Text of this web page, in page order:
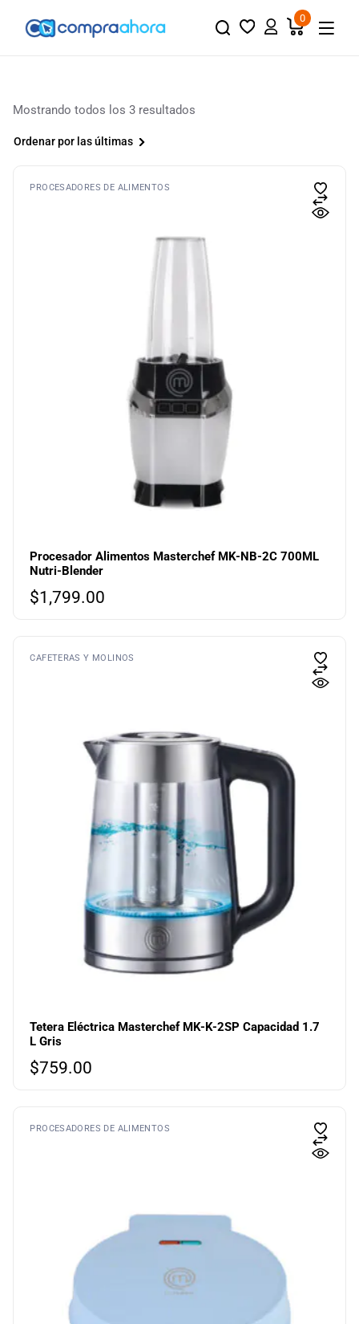
0
Mostrando todos los 3 resultados
Ordenar por las últimas
PROCESADORES DE ALIMENTOS
Procesador Alimentos Masterchef MK-NB-2C 700ML
Nutri-Blender
$1,799.00
CAFETERAS Y MOLINOS
Tetera Eléctrica Masterchef MK-K-2SP Capacidad 1.7
L Gris
$759.00
PROCESADORES DE ALIMENTOS